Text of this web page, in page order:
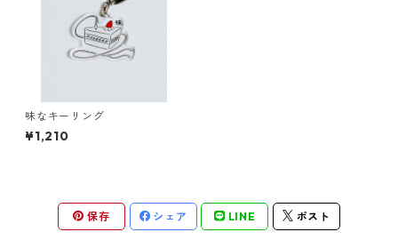
味なキーリング
¥1,210
保存 シェア LINE ポスト